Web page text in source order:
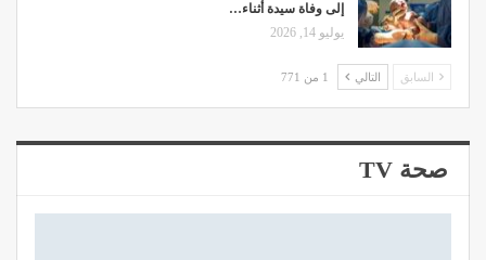
إلى وفاة سيدة أثناء…
يوليو 14, 2026
السابق التالي 1 من 771
صحة TV